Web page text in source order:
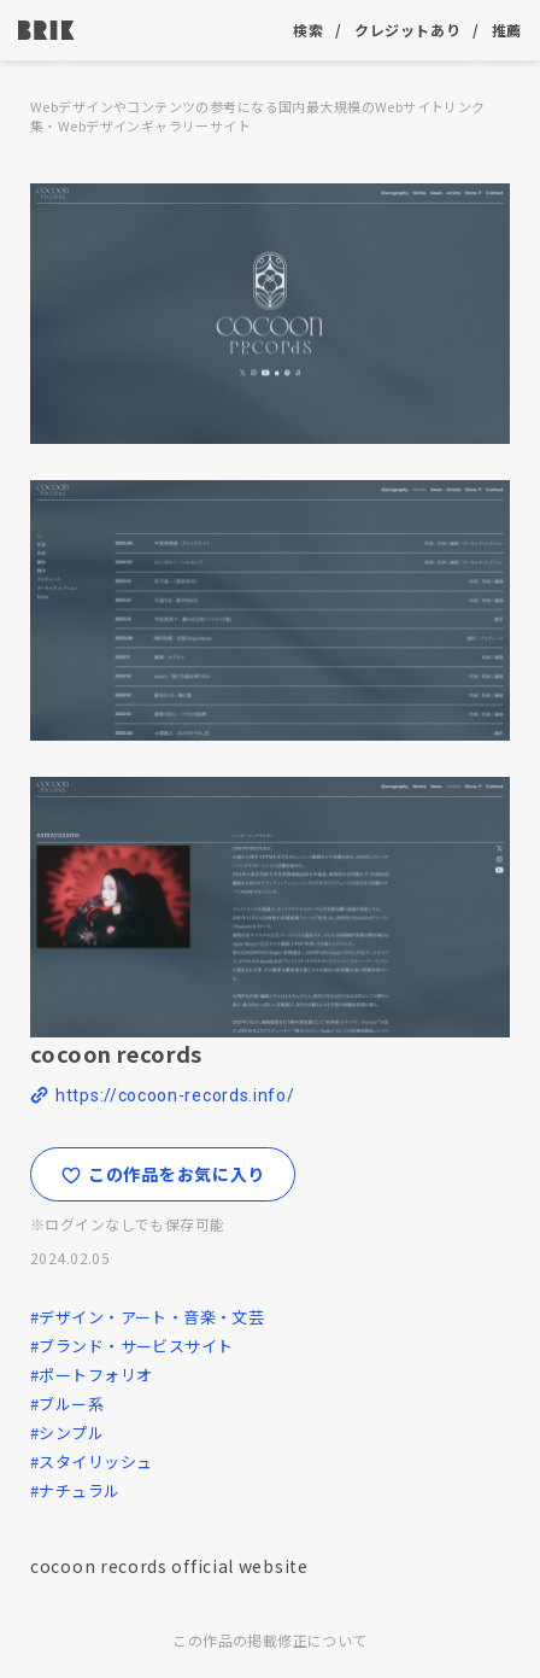
検索 クレジットあり 推薦
Webデザインやコンテンツの参考になる国内最大規模のWebサイトリンク
集・Webデザインギャラリーサイト
cocoon records
https://cocoon-records.info/
この作品をお気に入り
※ログインなしでも保存可能
2024.02.05
#デザイン・アート・音楽・文芸
#ブランド・サービスサイト
#ポートフォリオ
#ブルー系
#シンプル
#スタイリッシュ
#ナチュラル
cocoon records official website
この作品の掲載修正について